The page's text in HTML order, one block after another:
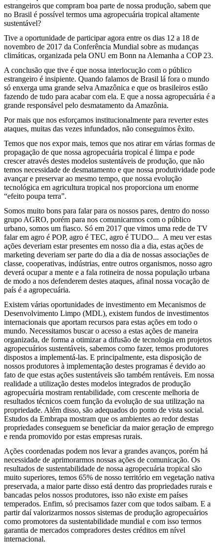
estrangeiros que compram boa parte de nossa produção, sabem que
no Brasil é possível termos uma agropecuária tropical altamente
sustentável?
Tive a oportunidade de participar agora entre os dias 12 a 18 de
novembro de 2017 da Conferência Mundial sobre as mudanças
climáticas, organizada pela ONU em Bonn na Alemanha a COP 23.
A conclusão que tive é que nossa interlocução com o público
estrangeiro é insipiente. Quando falamos de Brasil lá fora o mundo
só enxerga uma grande selva Amazônica e que os brasileiros estão
fazendo de tudo para acabar com ela. E que a nossa agropecuária é a
grande responsável pelo desmatamento da Amazônia.
Por mais que nos esforçamos institucionalmente para reverter estes
ataques, muitas das vezes infundados, não conseguimos êxito.
Temos que nos expor mais, temos que nos atirar em várias formas de
propagação de que nossa agropecuária tropical é limpa e pode
crescer através destes modelos sustentáveis de produção, que não
temos necessidade de desmatamento e que nossa produtividade pode
avançar e preservar ao mesmo tempo, que nossa evolução
tecnológica em agricultura tropical nos proporciona um enorme
“efeito poupa terra”.
Somos muito bons para falar para os nossos pares, dentro do nosso
grupo AGRO, porém para nos comunicarmos com o público
urbano, somos um fiasco. Só em 2017 que vimos uma rede de TV
falar em agro é POP, agro é TEC, agro é TUDO... A meu ver estas
ações deveriam estar presentes em nosso dia a dia, estas ações de
marketing deveriam ser parte do dia a dia de nossas associações de
classe, cooperativas, indústrias, entre outros organismos, nosso agro
deverá ocupar a mente e a fala rotineira de nossa população urbana
de modo a nos defenderem destes ataques, afinal nossa vocação de
país é a agropecuária.
Existem várias oportunidades de investimento em Mecanismos de
Desenvolvimento Limpo (MDL), existem fundos de investimentos
internacionais que aportam recursos para estas ações em todo o
mundo. Necessitamos buscar o acesso a estas ações de maneira
organizada, de forma a otimizar a difusão de tecnologia em projetos
agropecuários sustentáveis, sabemos como fazer, temos produtores
dispostos a implementá-las. E principalmente, esta disposição de
nossos produtores à implementação destes programas é devido ao
fato de que estas ações sustentáveis são também rentáveis. Em nossa
realidade a utilização destes modelos integrados de produção
agropecuária mostram rentabilidade, com crescente melhoria de
resultados técnicos coem função da evolução de sua utilização na
propriedade. Além disso, são adequados do ponto de vista social.
Estudos da Embrapa mostram que os ambientes ao redor destas
propriedades conseguem se beneficiar da maior geração de emprego
e renda promovido por estas empresas rurais.
Ações coordenadas podem nos levar a grandes avanços, porém há
necessidade de aprimorarmos nossas ações de comunicação. Os
resultados de sustentabilidade de nossa agropecuária tropical são
muito superiores, temos 65% de nosso território em vegetação nativa
preservada, a maior parte disso está dentro das propriedades rurais e
bancadas pelos nossos produtores, isso não existe em países
temperados. Enfim, só precisamos fazer com que todos saibam. E a
partir daí valorizarmos nossos sistemas de produção agropecuários
como promotores da sustentabilidade mundial e com isso termos
garantia de mercados compradores destes créditos em nível
internacional.